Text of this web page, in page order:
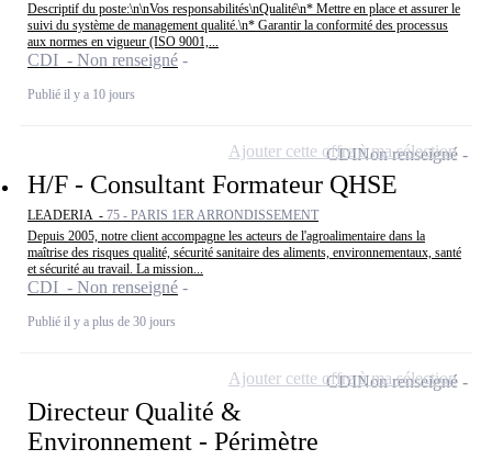
Descriptif du poste:\n\nVos responsabilités\nQualité\n* Mettre en place et assurer le
suivi du système de management qualité.\n* Garantir la conformité des processus
aux normes en vigueur (ISO 9001,...
CDI - Non renseigné
Publié il y a 10 jours
H/F - Consultant Formateur QHSE
LEADERIA - 75 - PARIS 1ER ARRONDISSEMENT
Depuis 2005, notre client accompagne les acteurs de l'agroalimentaire dans la
maîtrise des risques qualité, sécurité sanitaire des aliments, environnementaux, santé
et sécurité au travail. La mission...
CDI - Non renseigné
Publié il y a plus de 30 jours
CDINon renseigné
Ajouter cette offre à ma sélection
Directeur Qualité &
Environnement - Périmètre
CDINon renseigné
Ajouter cette offre à ma sélection